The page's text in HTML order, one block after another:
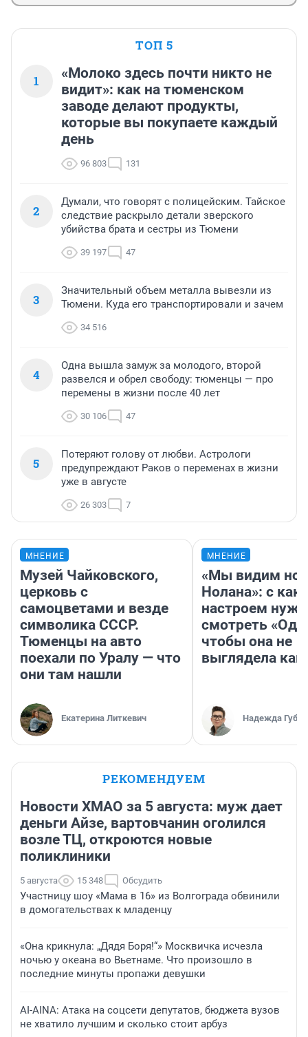
ТОП 5
1
«Молоко здесь почти никто не
видит»: как на тюменском
заводе делают продукты,
которые вы покупаете каждый
день
96 803 131
2
Думали, что говорят с полицейским. Тайское
следствие раскрыло детали зверского
убийства брата и сестры из Тюмени
39 197 47
3
Значительный объем металла вывезли из
Тюмени. Куда его транспортировали и зачем
34 516
4
Одна вышла замуж за молодого, второй
развелся и обрел свободу: тюменцы — про
перемены в жизни после 40 лет
30 106 47
5
Потеряют голову от любви. Астрологи
предупреждают Раков о переменах в жизни
уже в августе
26 303 7
МНЕНИЕ
Музей Чайковского,
церковь с
самоцветами и везде
символика СССР.
Тюменцы на авто
поехали по Уралу — что
они там нашли
Екатерина Литкевич
МНЕНИЕ
«Мы видим
Нолана»: с
настроем
смотреть
чтобы она не
выглядела как
Надежда
РЕКОМЕНДУЕМ
Новости ХМАО за 5 августа: муж дает
деньги Айзе, вартовчанин оголился
возле ТЦ, откроются новые
поликлиники
5 августа 15 348 Обсудить
Участницу шоу «Мама в 16» из Волгограда обвинили
в домогательствах к младенцу
«Она крикнула: „Дядя Боря!“» Москвичка исчезла
ночью у океана во Вьетнаме. Что произошло в
последние минуты пропажи девушки
AI-AINA: Атака на соцсети депутатов, бюджета вузов
не хватило лучшим и сколько стоит арбуз